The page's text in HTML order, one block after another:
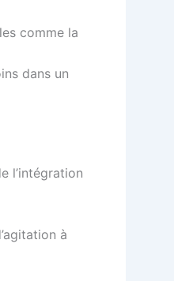
comme la
dans un
l’intégration
à